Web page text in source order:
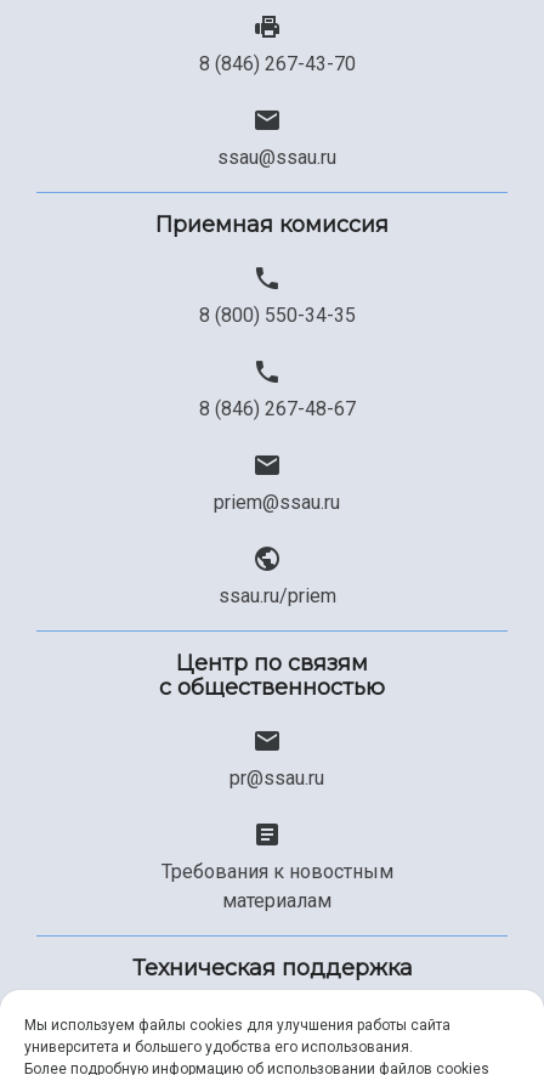
8 (846) 267-43-70
ssau@ssau.ru
Приемная комиссия
8 (800) 550-34-35
8 (846) 267-48-67
priem@ssau.ru
ssau.ru/priem
Центр по связям
с общественностью
pr@ssau.ru
Требования к новостным
материалам
Техническая поддержка
+7 (846) 267-49-99
Мы используем файлы cookies для улучшения работы сайта
университета и большего удобства его использования.
Более подробную информацию об использовании файлов cookies